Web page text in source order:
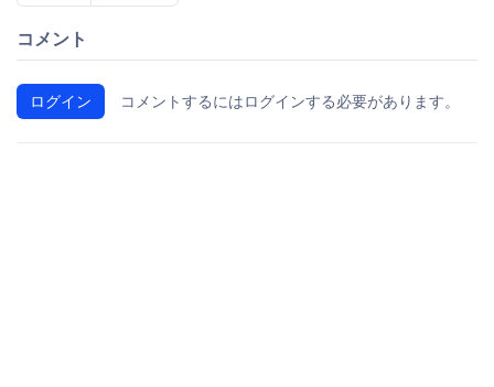
コメント
ログイン コメントするにはログインする必要があります。